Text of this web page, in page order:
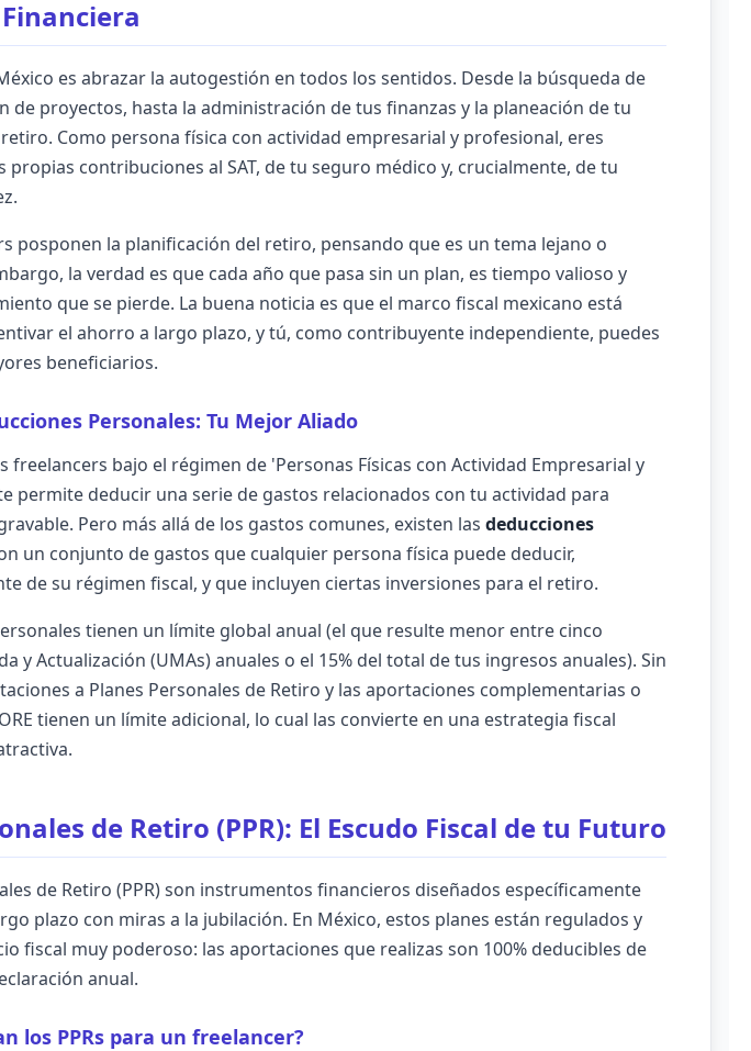
es abrazar la autogestión en todos los sentidos. Desde la búsqueda de
de proyectos, hasta la administración de tus finanzas y la planeación de tu
Como persona física con actividad empresarial y profesional, eres
propias contribuciones al SAT, de tu seguro médico y, crucialmente, de tu
posponen la planificación del retiro, pensando que es un tema lejano o
la verdad es que cada año que pasa sin un plan, es tiempo valioso y
que se pierde. La buena noticia es que el marco fiscal mexicano está
el ahorro a largo plazo, y tú, como contribuyente independiente, puedes
beneficiarios.
Personales: Tu Mejor Aliado
freelancers bajo el régimen de 'Personas Físicas con Actividad Empresarial y
permite deducir una serie de gastos relacionados con tu actividad para
Pero más allá de los gastos comunes, existen las deducciones
un conjunto de gastos que cualquier persona física puede deducir,
de su régimen fiscal, y que incluyen ciertas inversiones para el retiro.
tienen un límite global anual (el que resulte menor entre cinco
y Actualización (UMAs) anuales o el 15% del total de tus ingresos anuales). Sin
a Planes Personales de Retiro y las aportaciones complementarias o
tienen un límite adicional, lo cual las convierte en una estrategia fiscal
de Retiro (PPR): El Escudo Fiscal de tu Futuro
de Retiro (PPR) son instrumentos financieros diseñados específicamente
plazo con miras a la jubilación. En México, estos planes están regulados y
fiscal muy poderoso: las aportaciones que realizas son 100% deducibles de
anual.
los PPRs para un freelancer?